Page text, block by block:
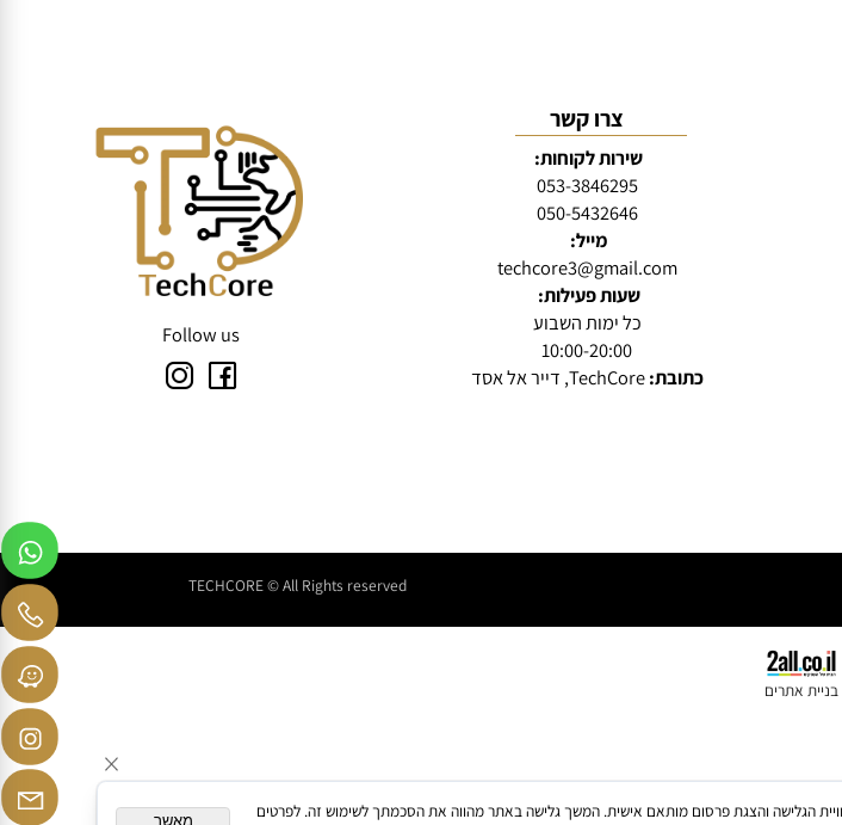
צרו קשר
שירות לקוחות:
053-3846295
050-5432646
מייל:
techcore3@gmail.com
שעות פעילות:
כל ימות השבוע
10:00-20:00
Follow us